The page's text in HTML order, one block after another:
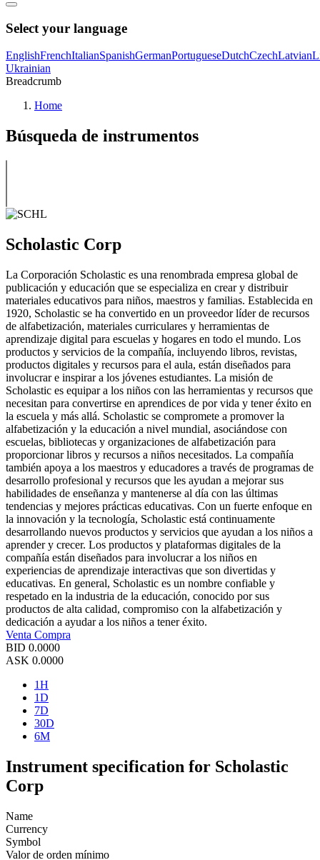
Select your language
EnglishFrenchItalianSpanishGermanPortugueseDutchCzechLatvian
Ukrainian
Breadcrumb
Home
Búsqueda de instrumentos
Scholastic Corp
La Corporación Scholastic es una renombrada empresa global de
publicación y educación que se especializa en crear y distribuir
materiales educativos para niños, maestros y familias. Establecida en
1920, Scholastic se ha convertido en un proveedor líder de recursos
de alfabetización, materiales curriculares y herramientas de
aprendizaje digital para escuelas y hogares en todo el mundo. Los
productos y servicios de la compañía, incluyendo libros, revistas,
productos digitales y recursos para el aula, están diseñados para
involucrar e inspirar a los jóvenes estudiantes. La misión de
Scholastic es equipar a los niños con las herramientas y recursos que
necesitan para convertirse en aprendices de por vida y tener éxito en
la escuela y más allá. Scholastic se compromete a promover la
alfabetización y la educación a nivel mundial, asociándose con
escuelas, bibliotecas y organizaciones de alfabetización para
proporcionar libros y recursos a niños necesitados. La compañía
también apoya a los maestros y educadores a través de programas de
desarrollo profesional y recursos que les ayudan a mejorar sus
habilidades de enseñanza y mantenerse al día con las últimas
tendencias y mejores prácticas educativas. Con un fuerte enfoque en
la innovación y la tecnología, Scholastic está continuamente
desarrollando nuevos productos y servicios que ayudan a los niños a
aprender y crecer. Los productos y plataformas digitales de la
compañía están diseñados para involucrar a los niños en
experiencias de aprendizaje interactivas que son divertidas y
educativas. En general, Scholastic es un nombre confiable y
respetado en la industria de la educación, conocido por sus
productos de alta calidad, compromiso con la alfabetización y
dedicación a ayudar a los niños a tener éxito.
Venta Compra
BID 0.0000
ASK 0.0000
1H
1D
7D
30D
6M
Instrument specification for Scholastic
Corp
Name
Currency
Symbol
Valor de orden mínimo